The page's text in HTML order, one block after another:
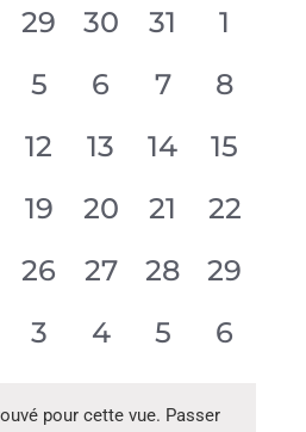
0
évènement,
29
0
évènement,
30
0
31
0
1
0
évènement,
5
0
évènement,
6
0
7
0
8
0
évènement,
12
0
évènement,
13
0
14
0
15
0
évènement,
19
0
évènement,
20
0
21
0
22
0
évènement,
26
0
évènement,
27
0
28
0
29
0
3
0
4
0
5
0
6
pour cette vue. Passer